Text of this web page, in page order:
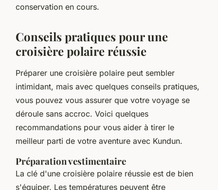
conservation en cours.
Conseils pratiques pour une
croisière polaire réussie
Préparer une croisière polaire peut sembler
intimidant, mais avec quelques conseils pratiques,
vous pouvez vous assurer que votre voyage se
déroule sans accroc. Voici quelques
recommandations pour vous aider à tirer le
meilleur parti de votre aventure avec Kundun.
Préparation vestimentaire
La clé d'une croisière polaire réussie est de bien
s'équiper. Les températures peuvent être